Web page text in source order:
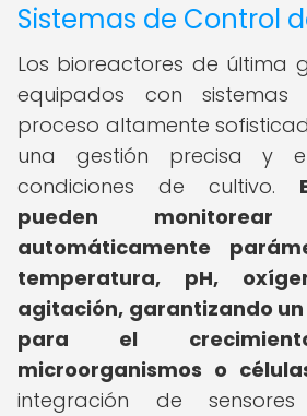
Sistemas de Control
Los bioreactores de última
equipados con
proceso altamente
una gestión precisa y
condiciones de cultivo.
pueden
automáticamente
temperatura, pH,
agitación, garantizando
para el
microorganismos o
integración de